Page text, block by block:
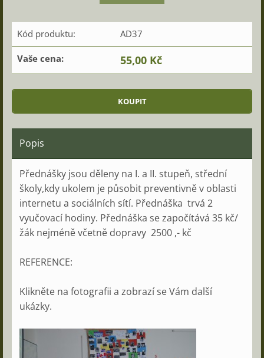
Kód produktu: AD37
Vaše cena: 55,00 Kč
Popis
Přednášky jsou děleny na I. a II. stupeň, střední
školy,kdy ukolem je působit preventivně v oblasti
internetu a sociálních sítí. Přednáška trvá 2
vyučovací hodiny. Přednáška se započítává 35 kč/
žák nejméně včetně dopravy 2500 ,- kč
REFERENCE:
Klikněte na fotografii a zobrazí se Vám další
ukázky.